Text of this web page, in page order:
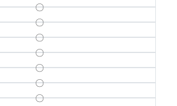
〇
〇
〇
〇
〇
〇
〇